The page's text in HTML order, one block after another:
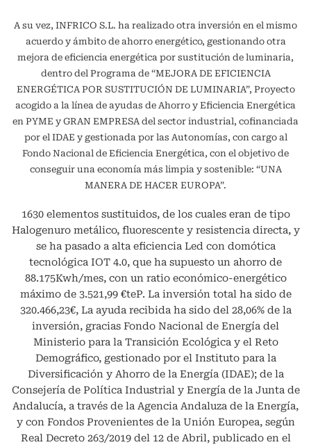
A su vez, INFRICO S.L. ha realizado otra inversión en el mismo
acuerdo y ámbito de ahorro energético, gestionando otra
mejora de eficiencia energética por sustitución de luminaria,
dentro del Programa de “MEJORA DE EFICIENCIA
ENERGÉTICA POR SUSTITUCIÓN DE LUMINARIA”, Proyecto
acogido a la línea de ayudas de Ahorro y Eficiencia Energética
en PYME y GRAN EMPRESA del sector industrial, cofinanciada
por el IDAE y gestionada por las Autonomías, con cargo al
Fondo Nacional de Eficiencia Energética, con el objetivo de
conseguir una economía más limpia y sostenible: “UNA
MANERA DE HACER EUROPA”.
1630 elementos sustituidos, de los cuales eran de tipo
Halogenuro metálico, fluorescente y resistencia directa, y
se ha pasado a alta eficiencia Led con domótica
tecnológica IOT 4.0, que ha supuesto un ahorro de
88.175Kwh/mes, con un ratio económico-energético
máximo de 3.521,99 €teP. La inversión total ha sido de
320.466,23€, La ayuda recibida ha sido del 28,06% de la
inversión, gracias Fondo Nacional de Energía del
Ministerio para la Transición Ecológica y el Reto
Demográfico, gestionado por el Instituto para la
Diversificación y Ahorro de la Energía (IDAE); de la
Consejería de Política Industrial y Energía de la Junta de
Andalucía, a través de la Agencia Andaluza de la Energía,
y con Fondos Provenientes de la Unión Europea, según
Real Decreto 263/2019 del 12 de Abril, publicado en el